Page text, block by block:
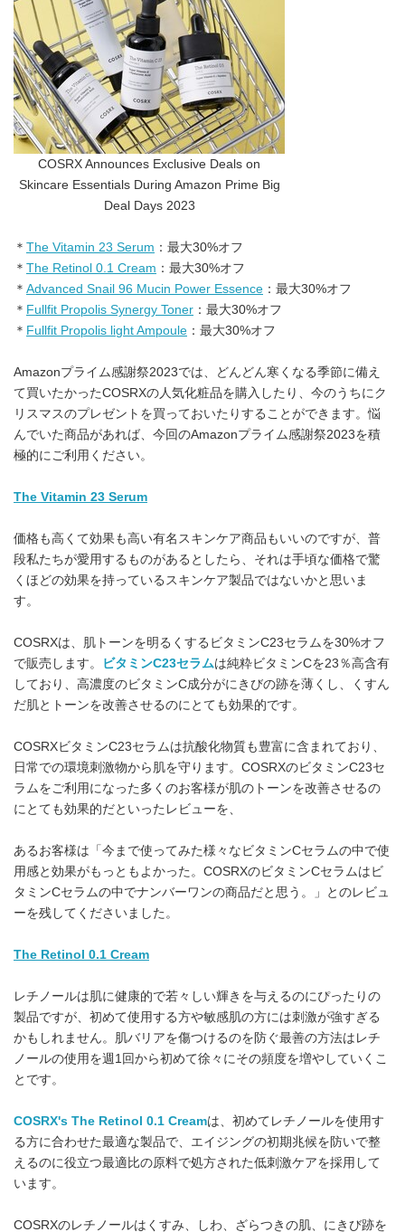
COSRX Announces Exclusive Deals on
Skincare Essentials During Amazon Prime Big
Deal Days 2023
＊ The Vitamin 23 Serum ：最大30%オフ
＊ The Retinol 0.1 Cream ：最大30%オフ
＊ Advanced Snail 96 Mucin Power Essence ：最大30%オフ
＊ Fullfit Propolis Synergy Toner ：最大30%オフ
＊ Fullfit Propolis light Ampoule ：最大30%オフ
Amazonプライム感謝祭2023では、どんどん寒くなる季節に備え
て買いたかったCOSRXの人気化粧品を購入したり、今のうちにク
リスマスのプレゼントを買っておいたりすることができます。悩
んでいた商品があれば、今回のAmazonプライム感謝祭2023を積
極的にご利用ください。
The Vitamin 23 Serum
価格も高くて効果も高い有名スキンケア商品もいいのですが、普
段私たちが愛用するものがあるとしたら、それは手頃な価格で驚
くほどの効果を持っているスキンケア製品ではないかと思いま
す。
COSRXは、肌トーンを明るくするビタミンC23セラムを30%オフ
で販売します。
ビタミンC23セラムは純粋ビタミンCを23％高含有
しており、高濃度のビタミンC成分がにきびの跡を薄くし、くすん
だ肌とトーンを改善させるのにとても効果的です。
COSRXビタミンC23セラムは抗酸化物質も豊富に含まれており、
日常での環境刺激物から肌を守ります。COSRXのビタミンC23セ
ラムをご利用になった多くのお客様が肌のトーンを改善させるの
にとても効果的だといったレビューを、
あるお客様は「今まで使ってみた様々なビタミンCセラムの中で使
用感と効果がもっともよかった。COSRXのビタミンCセラムはビ
タミンCセラムの中でナンバーワンの商品だと思う。」とのレビュ
ーを残してくださいました。
The Retinol 0.1 Cream
レチノールは肌に健康的で若々しい輝きを与えるのにぴったりの
製品ですが、初めて使用する方や敏感肌の方には刺激が強すぎる
かもしれません。肌バリアを傷つけるのを防ぐ最善の方法はレチ
ノールの使用を週1回から初めて徐々にその頻度を増やしていくこ
とです。
COSRX's The Retinol 0.1 Creamは、初めてレチノールを使用す
る方に合わせた最適な製品で、エイジングの初期兆候を防いで整
えるのに役立つ最適比の原料で処方された低刺激ケアを採用して
います。
COSRXのレチノールはくすみ、しわ、ざらつきの肌、にきび跡を